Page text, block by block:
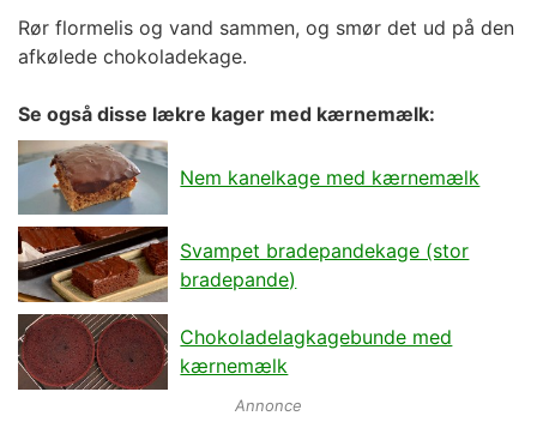
Rør flormelis og vand sammen, og smør det ud på den
afkølede chokoladekage.
Se også disse lækre kager med kærnemælk:
Nem kanelkage med kærnemælk
Svampet bradepandekage (stor
bradepande)
Chokoladelagkagebunde med
kærnemælk
Annonce